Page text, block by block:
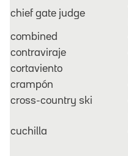
chief gate judge
combined
contraviraje
cortaviento
crampón
cross-country ski
cuchilla